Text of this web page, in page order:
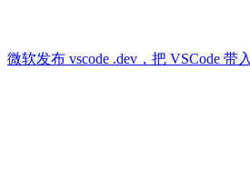
微软发布 vscode .dev，把 VSCode 带